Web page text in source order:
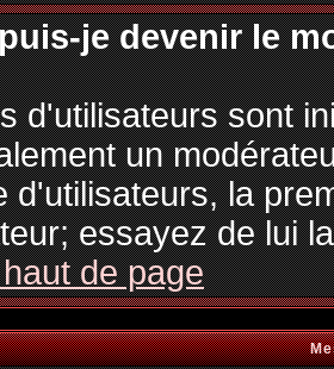
je devenir le
d'utilisateurs sont
un
d'utilisateurs, la
essayez de lui
de page